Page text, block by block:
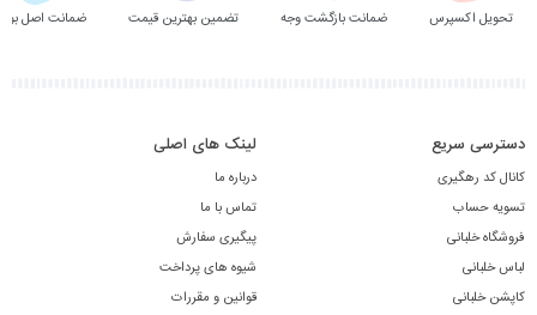
تحویل اکسپرس ضمانت بازگشت وجه تضمین بهترین قیمت ضمانت اصل
دسترسی سریع
کانال کد رهگیری
تسویه حساب
فروشگاه خلبانی
لباس خلبانی
کاپشن خلبانی
لینک های اصلی
درباره ما
تماس با ما
پیگیری سفارش
شیوه های پرداخت
قوانین و مقررات